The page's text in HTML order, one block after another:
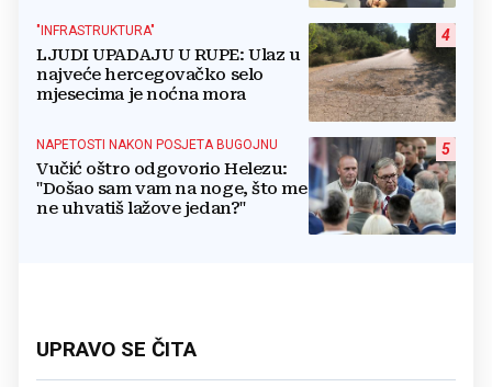
4
"INFRASTRUKTURA"
LJUDI UPADAJU U RUPE: Ulaz u
najveće hercegovačko selo
mjesecima je noćna mora
5
NAPETOSTI NAKON POSJETA BUGOJNU
Vučić oštro odgovorio Helezu:
"Došao sam vam na noge, što me
ne uhvatiš lažove jedan?"
UPRAVO SE ČITA